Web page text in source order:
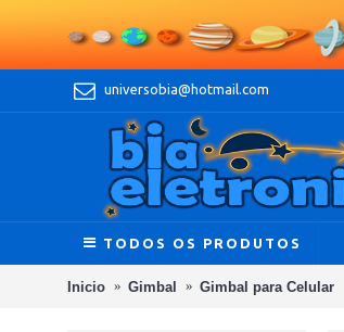
universobia@hotmail.com
TODOS OS PRODUTOS
Inicio Gimbal Gimbal para Celular